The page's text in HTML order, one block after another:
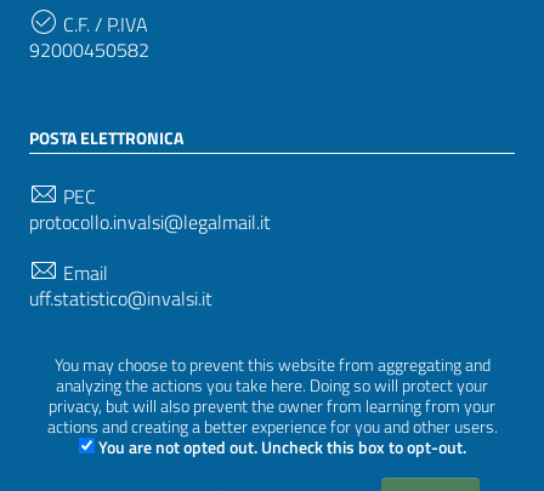
You may choose to prevent this website from aggregating and
analyzing the actions you take here. Doing so will protect your
privacy, but will also prevent the owner from learning from your
actions and creating a better experience for you and other users.
You are not opted out. Uncheck this box to opt-out.
C.F. / P.IVA
92000450582
POSTA ELETTRONICA
PEC
protocollo.invalsi@legalmail.it
Email
uff.statistico@invalsi.it
restituzione.dati@invalsi.it
SEGUICI SU